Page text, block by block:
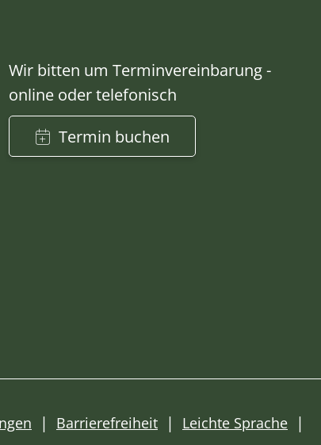
Wir bitten um Terminvereinbarung -
online oder telefonisch
Termin buchen
Barrierefreiheit
Leichte Sprache